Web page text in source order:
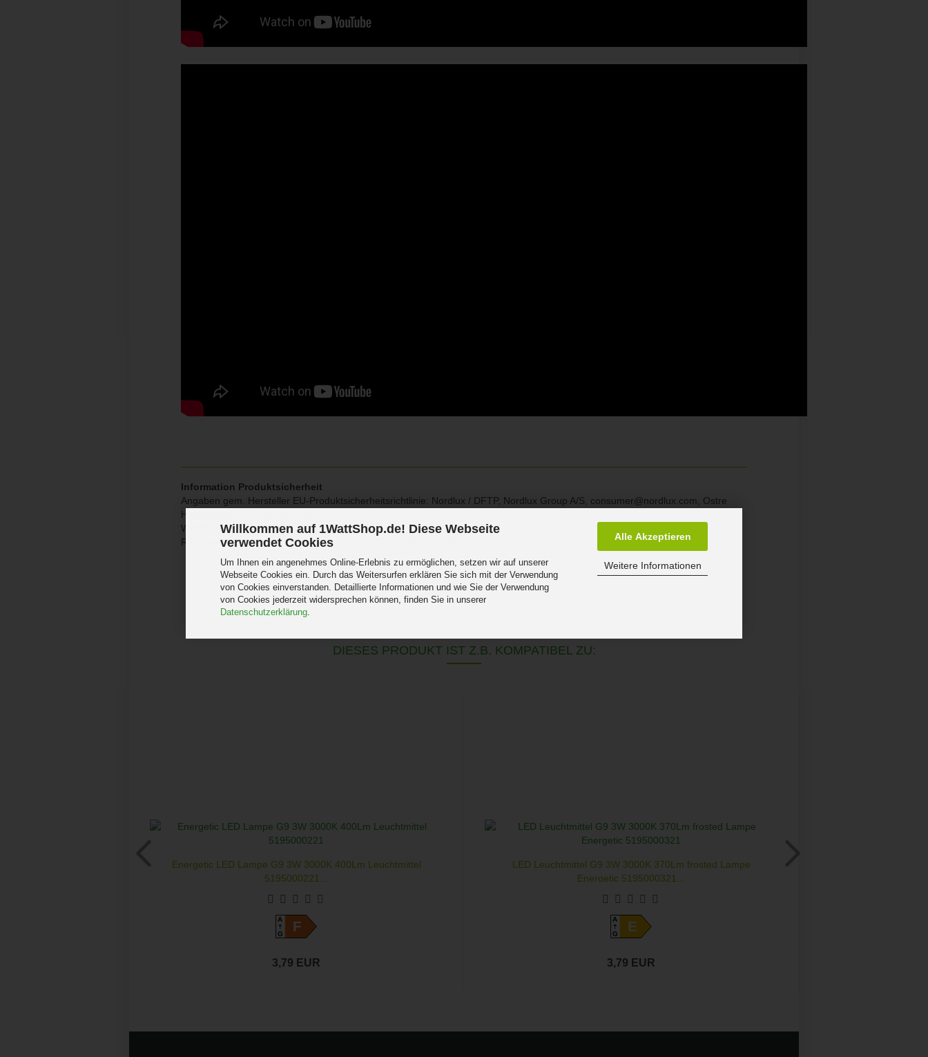
Willkommen auf 1WattShop.de! Diese Webseite
verwendet Cookies
Um Ihnen ein angenehmes Online-Erlebnis zu ermöglichen, setzen wir auf unserer
Webseite Cookies ein. Durch das Weitersurfen erklären Sie sich mit der Verwendung
von Cookies einverstanden. Detaillierte Informationen und wie Sie der Verwendung
von Cookies jederzeit widersprechen können, finden Sie in unserer
Datenschutzerklärung.
Alle Akzeptieren
Weitere Informationen
Information Produktsicherheit
Angaben gem. Hersteller EU-Produktsicherheitsrichtlinie: Nordlux / DFTP, Nordlux Group A/S, consumer@nordlux.com, Ostre
Havnegade 34, 9000 Aalborg, DK
WEEE-Registrierungsnummer DE 45523698
Registrierungsnummer für Batterien Nordlux/DFTP DE34109257
DIESES PRODUKT IST Z.B. KOMPATIBEL ZU:
Energetic LED Lampe G9 3W 3000K 400Lm Leuchtmittel
5195000221...
A
GF
3,79 EUR
LED Leuchtmittel G9 3W 3000K 370Lm frosted Lampe
Energetic 5195000321...
A
GE
3,79 EUR